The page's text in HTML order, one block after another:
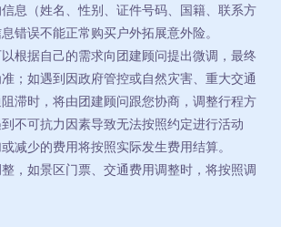
息（姓名、性别、证件号码、国籍、联系方
错误不能正常购买户外拓展意外险。
根据自己的需求向团建顾问提出微调，最终
；如遇到因政府管控或自然灾害、重大交通
滞时，将由团建顾问跟您协商，调整行程方
不可抗力因素导致无法按照约定进行活动
减少的费用将按照实际发生费用结算。
，如景区门票、交通费用调整时，将按照调